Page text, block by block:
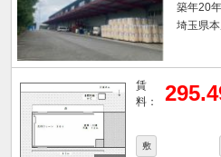
築年20
埼玉県
賃
料：
敷